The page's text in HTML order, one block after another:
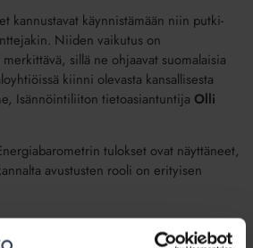
kannustavat käynnistämään niin putki-
Niiden vaikutus on
sillä ne ohjaavat suomalaisia
kiinni olevasta kansallisesta
Isännöintiliiton tietoasiantuntija Olli
tulokset ovat näyttäneet,
avustusten rooli on erityisen
auki